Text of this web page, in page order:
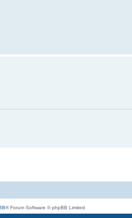
® Forum Software © phpBB Limited